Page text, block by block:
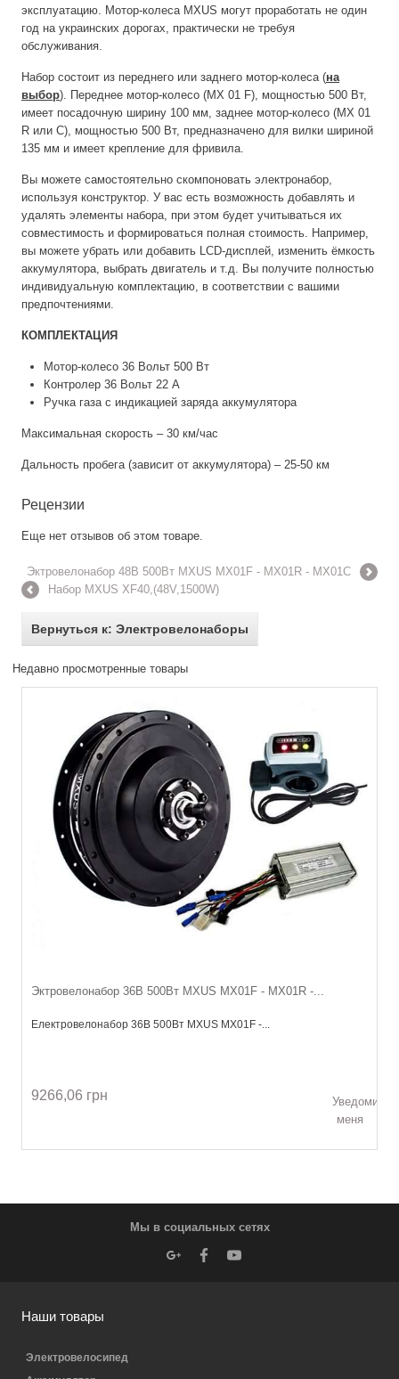
эксплуатацию. Мотор-колеса MXUS могут проработать не один
год на украинских дорогах, практически не требуя
обслуживания.
Набор состоит из переднего или заднего мотор-колеса (на
выбор). Переднее мотор-колесо (MX 01 F), мощностью 500 Вт,
имеет посадочную ширину 100 мм, заднее мотор-колесо (MX 01
R или C), мощностью 500 Вт, предназначено для вилки шириной
135 мм и имеет крепление для фривила.
Вы можете самостоятельно скомпоновать электронабор,
используя конструктор. У вас есть возможность добавлять и
удалять элементы набора, при этом будет учитываться их
совместимость и формироваться полная стоимость. Например,
вы можете убрать или добавить LCD-дисплей, изменить ёмкость
аккумулятора, выбрать двигатель и т.д. Вы получите полностью
индивидуальную комплектацию, в соответствии с вашими
предпочтениями.
КОМПЛЕКТАЦИЯ
Мотор-колесо 36 Вольт 500 Вт
Контролер 36 Вольт 22 А
Ручка газа с индикацией заряда аккумулятора
Максимальная скорость – 30 км/час
Дальность пробега (зависит от аккумулятора) – 25-50 км
Рецензии
Еще нет отзывов об этом товаре.
Эктровелонабор 48В 500Вт MXUS MX01F - MX01R - MX01C
Набор MXUS XF40,(48V,1500W)
Вернуться к: Электровелонаборы
Недавно просмотренные товары
Эктровелонабор 36В 500Вт MXUS MX01F - MX01R -...
Електровелонабор 36В 500Вт MXUS MX01F -...
9266,06 грн
Уведомить
меня
Мы в социальных сетях
Наши товары
Электровелосипед